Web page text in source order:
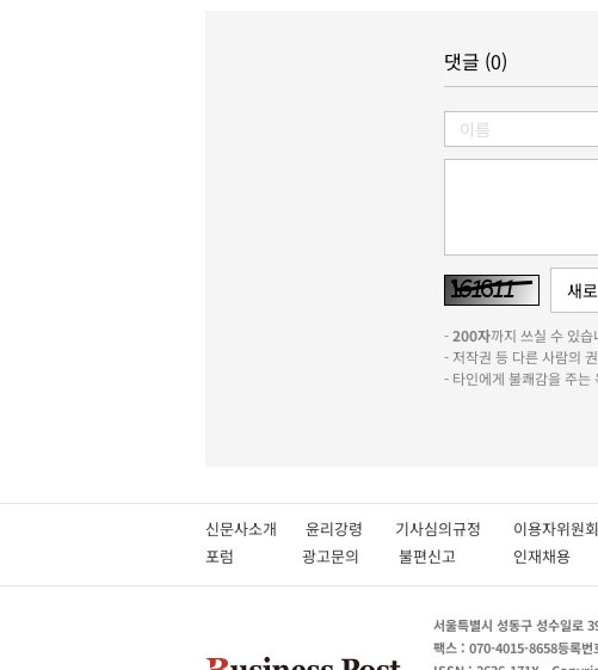
댓글 (0)
-200자까지 쓰실 수 있
- 저작권 등 다른 사람의
- 타인에게 불쾌감을 주는
신문사소개 윤리강령 기사심의규정 이용자위
포럼
광고문의 불편신고 인재채용
서울특별시 성동구 성수일로
팩스 : 070-4015-8658등록